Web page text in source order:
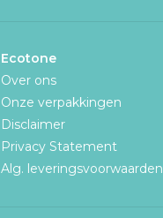
Ecotone
Over ons
Onze verpakkingen
Disclaimer
Privacy Statement
Alg. leveringsvoorwaarden